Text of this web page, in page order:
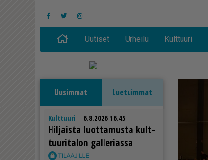
Uutiset Urheilu Kulttuuri
Uusimmat Luetuimmat
Kulttuuri 6.8.2026 16.45
Hil­jais­ta luot­ta­mus­ta kult­
tuu­ri­ta­lon gal­le­ri­as­sa